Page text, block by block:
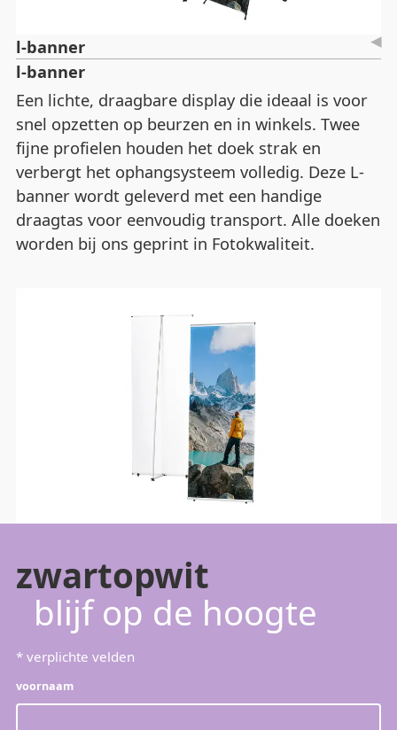
l-banner
l-banner
Een lichte, draagbare display die ideaal is voor
snel opzetten op beurzen en in winkels. Twee
fijne profielen houden het doek strak en
verbergt het ophangsysteem volledig. Deze L-
banner wordt geleverd met een handige
draagtas voor eenvoudig transport. Alle doeken
worden bij ons geprint in Fotokwaliteit.
zwartopwit
blijf op de hoogte
* verplichte velden
voornaam